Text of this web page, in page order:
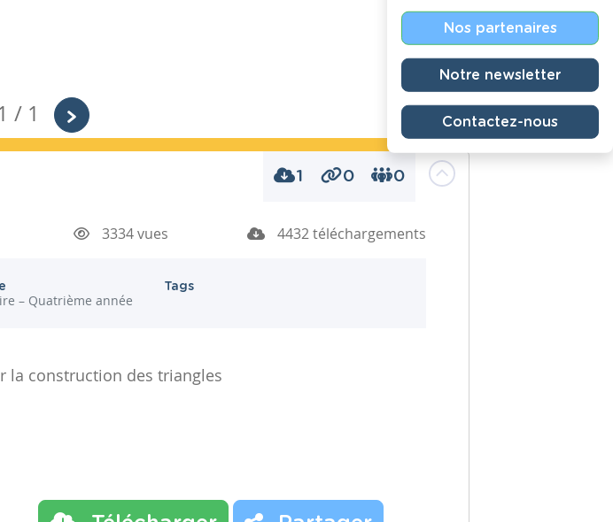
/ 1
1 0 0
3334 vues 4432 téléchargements
– Quatrième année
Tags
la construction des triangles
Nos partenaires
Notre newsletter
Contactez-nous